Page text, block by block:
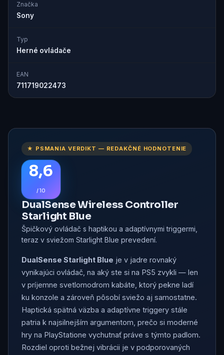
Značka
Sony
Typ
Herné ovládače
EAN
711719022473
★ PSMANIA VERDIKT — REDAKČNÉ HODNOTENIE
8,6
/ 10
DualSense Wireless Controller
Starlight Blue
Špičkový ovládač s haptikou a adaptívnymi triggermi,
teraz v sviežom Starlight Blue prevedení.
DualSense Starlight Blue je v jadre rovnaký
vynikajúci ovládač, na aký ste si na PS5 zvykli — len
v príjemne svetlomodrom kabáte, ktorý pekne ladí
ku konzole a zároveň pôsobí sviežo aj samostatne.
Haptická spätná väzba a adaptívne triggery stále
patria k najsilnejším argumentom, prečo si moderné
hry na PlayStatione vychutnať práve s týmto padlom.
Rozdiel oproti bežnej vibrácii je v podporovaných